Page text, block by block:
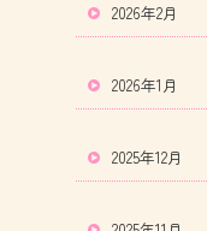
2026年2月
2026年1月
2025年12月